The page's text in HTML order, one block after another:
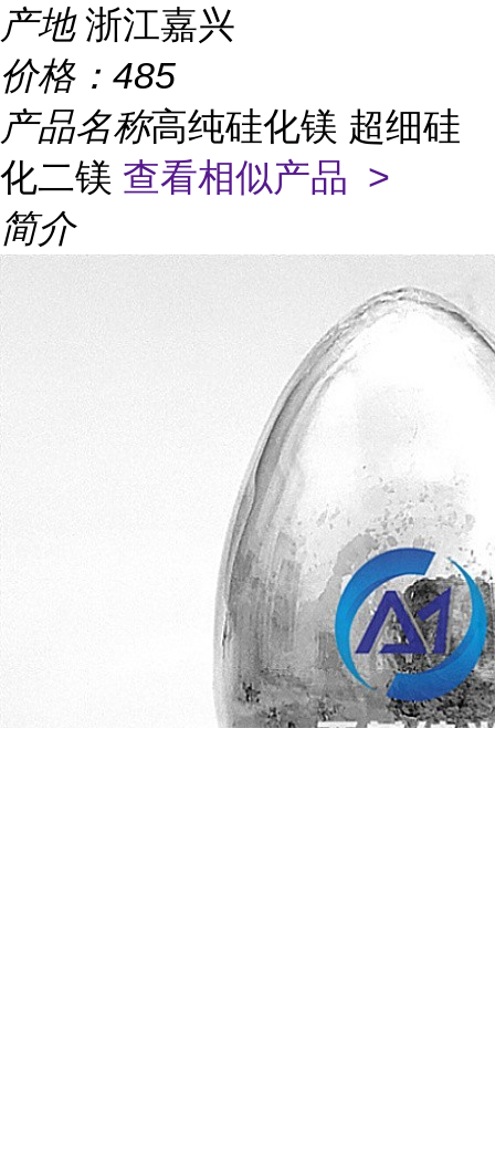
产地 浙江嘉兴
价格： 485
产品名称高纯硅化镁 超细硅
化二镁 查看相似产品 >
简介